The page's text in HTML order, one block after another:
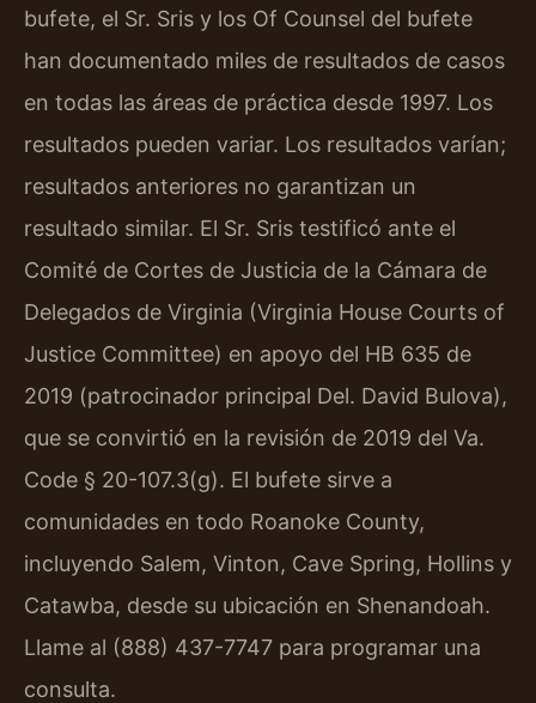
bufete, el Sr. Sris y los Of Counsel del bufete
han documentado miles de resultados de casos
en todas las áreas de práctica desde 1997. Los
resultados pueden variar. Los resultados varían;
resultados anteriores no garantizan un
resultado similar. El Sr. Sris testificó ante el
Comité de Cortes de Justicia de la Cámara de
Delegados de Virginia (Virginia House Courts of
Justice Committee) en apoyo del HB 635 de
2019 (patrocinador principal Del. David Bulova),
que se convirtió en la revisión de 2019 del Va.
Code § 20-107.3(g). El bufete sirve a
comunidades en todo Roanoke County,
incluyendo Salem, Vinton, Cave Spring, Hollins y
Catawba, desde su ubicación en Shenandoah.
Llame al (888) 437-7747 para programar una
consulta.